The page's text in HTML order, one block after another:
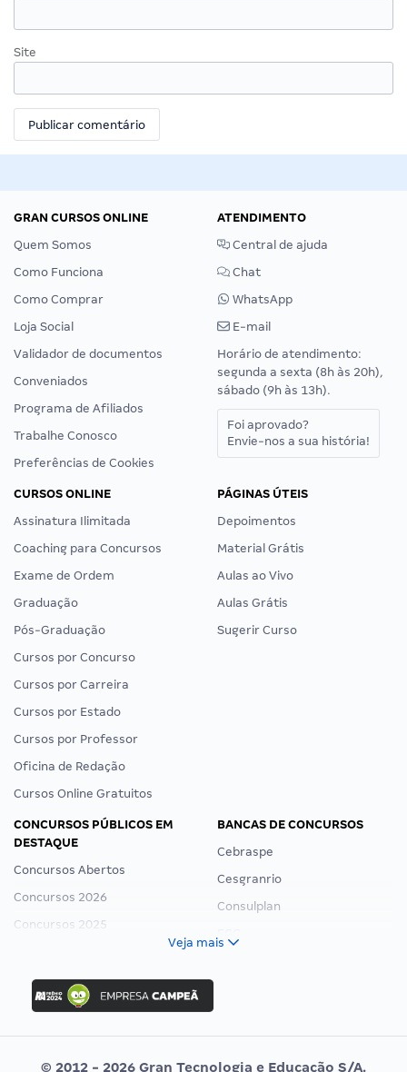
Site
GRAN CURSOS ONLINE
Quem Somos
Como Funciona
Como Comprar
Loja Social
Validador de documentos
Conveniados
Programa de Afiliados
Trabalhe Conosco
Preferências de Cookies
ATENDIMENTO
Central de ajuda
Chat
WhatsApp
E-mail
Horário de atendimento:
segunda a sexta (8h às 20h),
sábado (9h às 13h).
Foi aprovado?
Envie-nos a sua história!
CURSOS ONLINE
Assinatura Ilimitada
Coaching para Concursos
Exame de Ordem
Graduação
Pós-Graduação
Cursos por Concurso
Cursos por Carreira
Cursos por Estado
Cursos por Professor
Oficina de Redação
Cursos Online Gratuitos
PÁGINAS ÚTEIS
Depoimentos
Material Grátis
Aulas ao Vivo
Aulas Grátis
Sugerir Curso
CONCURSOS PÚBLICOS EM
DESTAQUE
Concursos Abertos
Concursos 2026
Concursos 2025
Concurso Ibama
Concurso MPU
Editais publicados
BANCAS DE CONCURSOS
Cebraspe
Cesgranrio
Consulplan
Veja mais
© 2012 - 2026 Gran Tecnologia e Educação S/A.